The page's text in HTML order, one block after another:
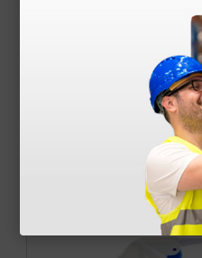
Productos